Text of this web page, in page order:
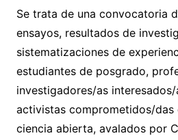
Se trata de una convocatoria
ensayos, resultados de
sistematizaciones de
estudiantes de posgrado,
investigadores/as
activistas comprometidos/das
ciencia abierta, avalados por